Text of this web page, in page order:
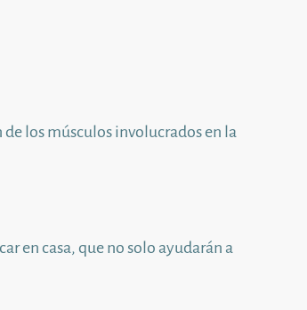
los músculos involucrados en la
en casa, que no solo ayudarán a